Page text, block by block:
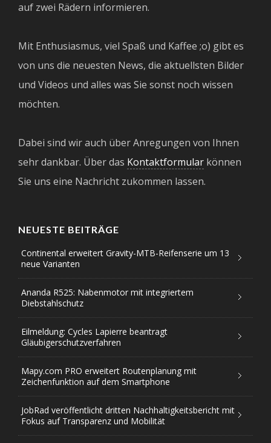
auf zwei Rädern informieren.
Mit Enthusiasmus, viel Spaß und Kaffee ;o) gibt es
von uns die neuesten News, die aktuellsten Bilder
und Videos und alles was Sie sonst noch wissen
möchten.
Dabei sind wir auch über Anregungen von Ihnen
sehr dankbar. Über das Kontaktformular können
Sie uns eine Nachricht zukommen lassen.
NEUESTE BEITRÄGE
Continental erweitert Gravity-MTB-Reifenserie um 13
neue Varianten
Ananda R525: Nabenmotor mit integriertem
Diebstahlschutz
Eilmeldung: Cycles Lapierre beantragt
Gläubigerschutzverfahren
Mapy.com PRO erweitert Routenplanung mit
Zeichenfunktion auf dem Smartphone
JobRad veröffentlicht dritten Nachhaltigkeitsbericht mit
Fokus auf Transparenz und Mobilität